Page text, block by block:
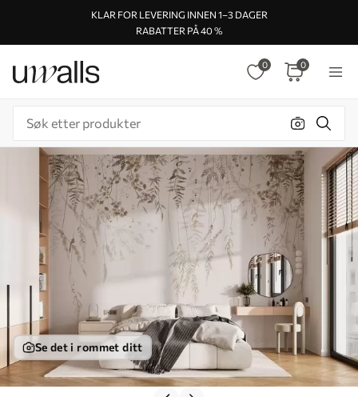
KLAR FOR LEVERING INNEN 1–3 DAGER
RABATTER PÅ 40 %
0 0
Se det i rommet ditt